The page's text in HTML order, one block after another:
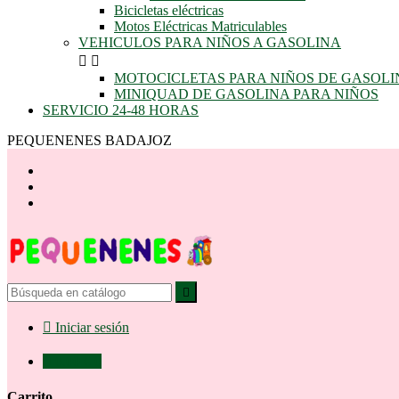
Bicicletas eléctricas
Motos Eléctricas Matriculables
VEHICULOS PARA NIÑOS A GASOLINA
 
MOTOCICLETAS PARA NIÑOS DE
MINIQUAD DE GASOLINA PARA NIÑOS
SERVICIO 24-48 HORAS
PEQUENENES BADAJOZ

 Iniciar sesión